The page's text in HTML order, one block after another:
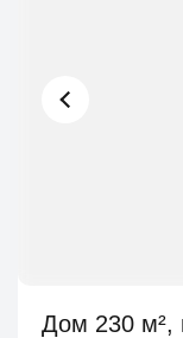
Дом 230 м²,